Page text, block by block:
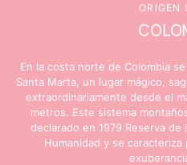
ORIGEN
En la costa norte de Colombia
Santa Marta, un lugar mágico,
extraordinariamente desde el
metros. Este sistema
declarado en 1979 Reserva
Humanidad y se